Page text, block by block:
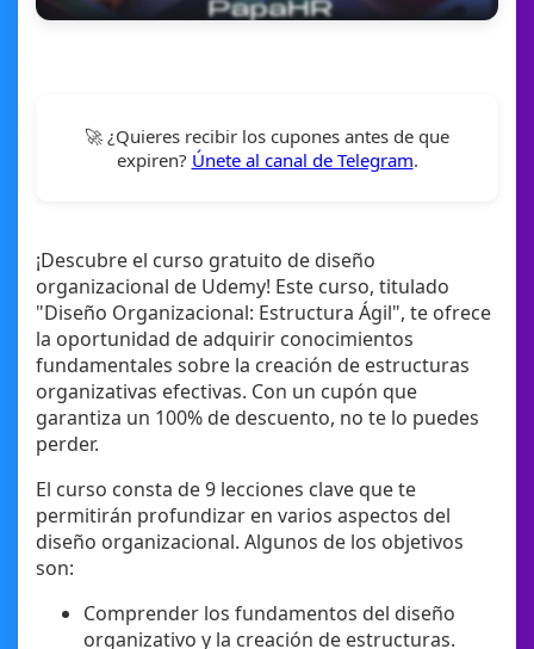
🚀 ¿Quieres recibir los cupones antes de que
expiren? Únete al canal de Telegram.
¡Descubre el curso gratuito de diseño
organizacional de Udemy! Este curso, titulado
"Diseño Organizacional: Estructura Ágil", te ofrece
la oportunidad de adquirir conocimientos
fundamentales sobre la creación de estructuras
organizativas efectivas. Con un cupón que
garantiza un 100% de descuento, no te lo puedes
perder.
El curso consta de 9 lecciones clave que te
permitirán profundizar en varios aspectos del
diseño organizacional. Algunos de los objetivos
son:
Comprender los fundamentos del diseño
organizativo y la creación de estructuras.